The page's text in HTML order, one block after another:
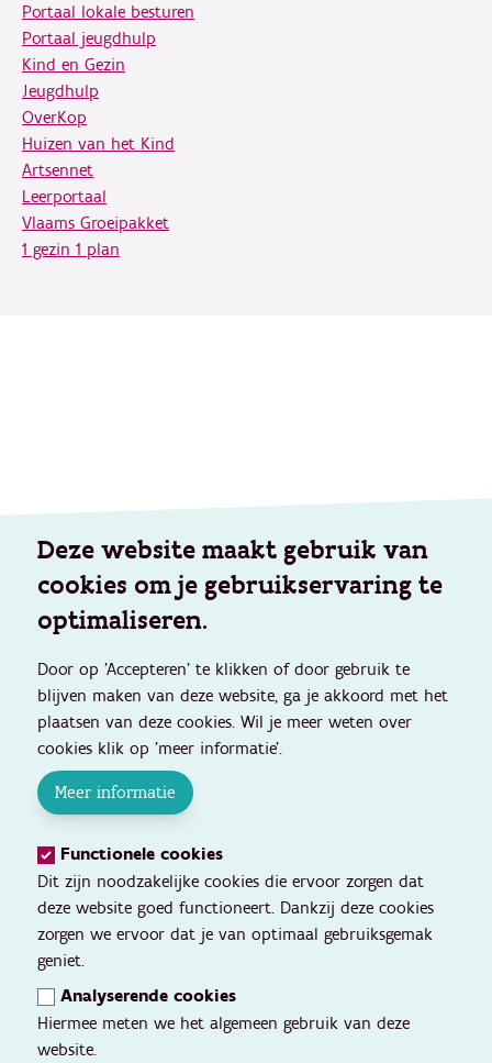
Deze website maakt gebruik van
cookies om je gebruikservaring te
optimaliseren.
Door op 'Accepteren' te klikken of door gebruik te
blijven maken van deze website, ga je akkoord met het
plaatsen van deze cookies. Wil je meer weten over
cookies klik op 'meer informatie'.
Meer informatie
Functionele cookies
Dit zijn noodzakelijke cookies die ervoor zorgen dat
deze website goed functioneert. Dankzij deze cookies
zorgen we ervoor dat je van optimaal gebruiksgemak
geniet.
Analyserende cookies
Hiermee meten we het algemeen gebruik van deze
website.
Portaal lokale besturen
Portaal jeugdhulp
Kind en Gezin
Jeugdhulp
OverKop
Huizen van het Kind
Artsennet
Leerportaal
Vlaams Groeipakket
1 gezin 1 plan